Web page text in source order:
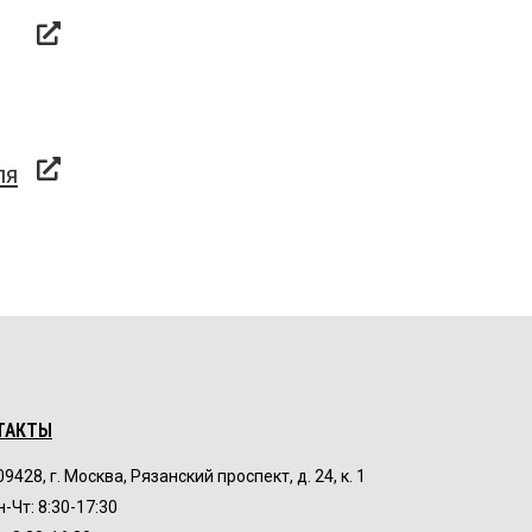
г. Москва, Рязанский проспект, д. 24, к. 1
Чт: 8:30-17:30